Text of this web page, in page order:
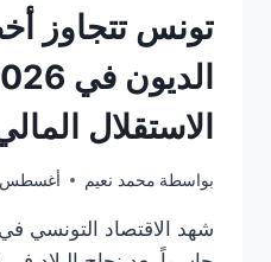
البطاطا
وحماية
المنتجين
تونس تتجاوز
الاستقلال
بواسطة محمد نعيم أغسطس 5,